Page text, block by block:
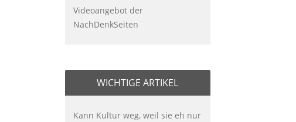
Videoangebot der
NachDenkSeiten
WICHTIGE ARTIKEL
Kann Kultur weg, weil sie eh nur